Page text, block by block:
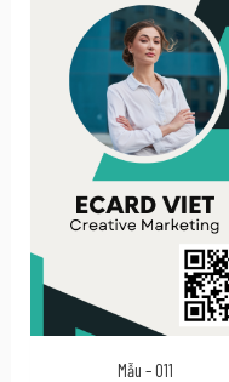
Mẫu – 011